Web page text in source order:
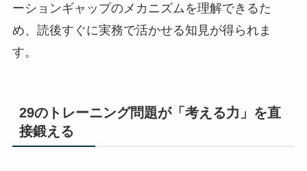
ーションギャップのメカニズムを理解できるた
め、読後すぐに実務で活かせる知見が得られま
す。
29のトレーニング問題が「考える力」を直
接鍛える